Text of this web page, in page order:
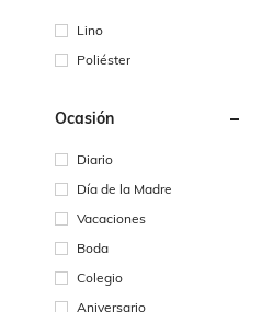
Lino
Poliéster
Ocasión
Diario
Día de la Madre
Vacaciones
Boda
Colegio
Aniversario